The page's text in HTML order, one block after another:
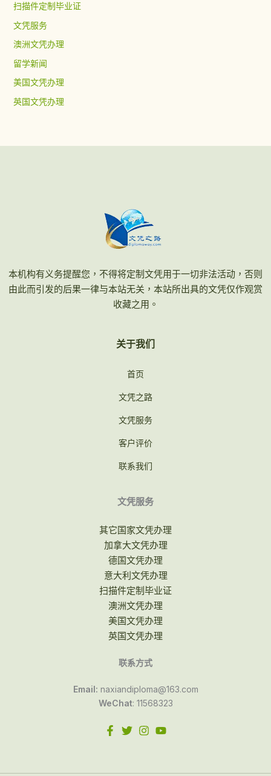
扫描件定制毕业证
文凭服务
澳洲文凭办理
留学新闻
美国文凭办理
英国文凭办理
本机构有义务提醒您，不得将定制文凭用于一切非法活动，否则
由此而引发的后果一律与本站无关，本站所出具的文凭仅作观赏
收藏之用。
关于我们
首页
文凭之路
文凭服务
客户评价
联系我们
文凭服务
其它国家文凭办理
加拿大文凭办理
德国文凭办理
意大利文凭办理
扫描件定制毕业证
澳洲文凭办理
美国文凭办理
英国文凭办理
联系方式
Email: naxiandiploma@163.com
WeChat: 11568323